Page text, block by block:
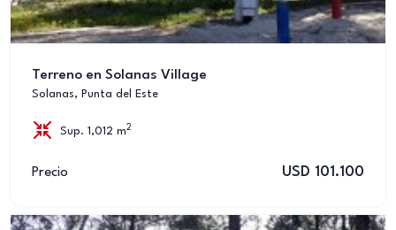
Terreno en Solanas Village
Solanas, Punta del Este
Sup. 1,012 m 2
Precio USD 101.100